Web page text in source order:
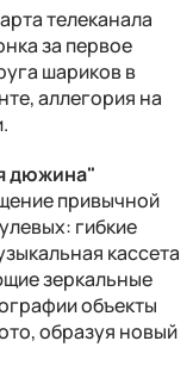
телеканала
за первое
шариков в
аллегория на
дюжина"
привычной
гибкие
кассета
зеркальные
объекты
образуя новый